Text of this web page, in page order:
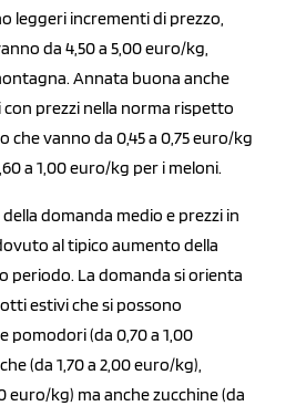
leggeri incrementi di prezzo,
da 4,50 a 5,00 euro/kg,
Annata buona anche
prezzi nella norma rispetto
che vanno da 0,45 a 0,75 euro/kg
a 1,00 euro/kg per i meloni.
domanda medio e prezzi in
al tipico aumento della
periodo. La domanda si orienta
estivi che si possono
pomodori (da 0,70 a 1,00
(da 1,70 a 2,00 euro/kg),
euro/kg) ma anche zucchine (da